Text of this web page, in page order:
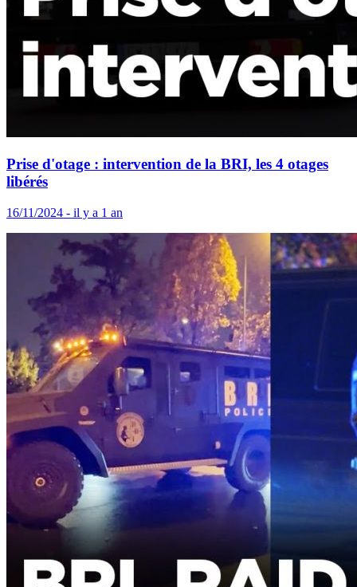
Prise d'otage : intervention de la BRI, les 4 otages
libérés
16/11/2024 - il y a 1 an